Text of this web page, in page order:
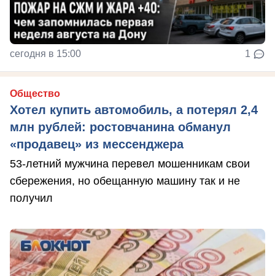
сегодня в 15:00 1
Общество
Хотел купить автомобиль, а потерял 2,4
млн рублей: ростовчанина обманул
«продавец» из мессенджера
53-летний мужчина перевел мошенникам свои
сбережения, но обещанную машину так и не
получил